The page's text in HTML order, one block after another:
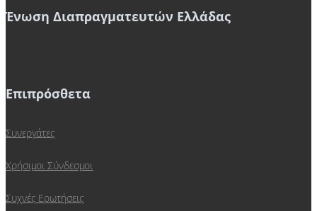
Ένωση Διαπραγματευτών Ελλάδας
Επιπρόσθετα
Συνεργάτες
Χρήσιμοι Σύνδεσμοι
Συχνές Ερωτήσεις